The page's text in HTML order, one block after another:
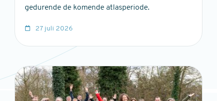
gedurende de komende atlasperiode.
27 juli 2026